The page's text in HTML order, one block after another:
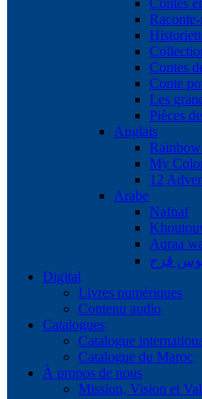
Contes
Contes
Conte
Les
Pièces
Anglais
My
12
Arabe
Nafnaf
Aqraa
قوس قزح
Digital
Livres numériques
Contenu audio
Catalogues
Catalogue
Catalogue du Maroc
À propos de nous
Mission, Vision et